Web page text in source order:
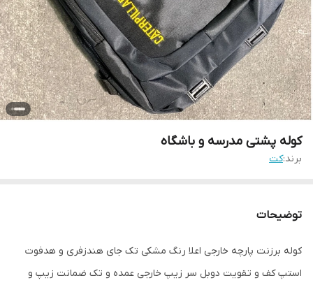
کوله پشتی مدرسه و باشگاه
برند:کت
توضیحات
کوله برزنت پارچه خارجی اعلا رنگ مشکی تک جای هندزفری و هدفوت
استپ کف و تقویت دوبل سر زیپ خارجی عمده و تک ضمانت زیپ و